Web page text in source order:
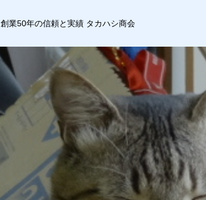
創業50年の信頼と実績 タカハシ商会